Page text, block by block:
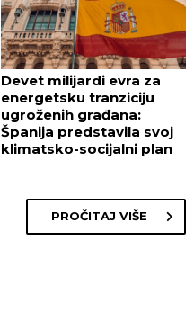
Devet milijardi evra za
energetsku tranziciju
ugroženih građana:
Španija predstavila svoj
klimatsko-socijalni plan
PROČITAJ VIŠE